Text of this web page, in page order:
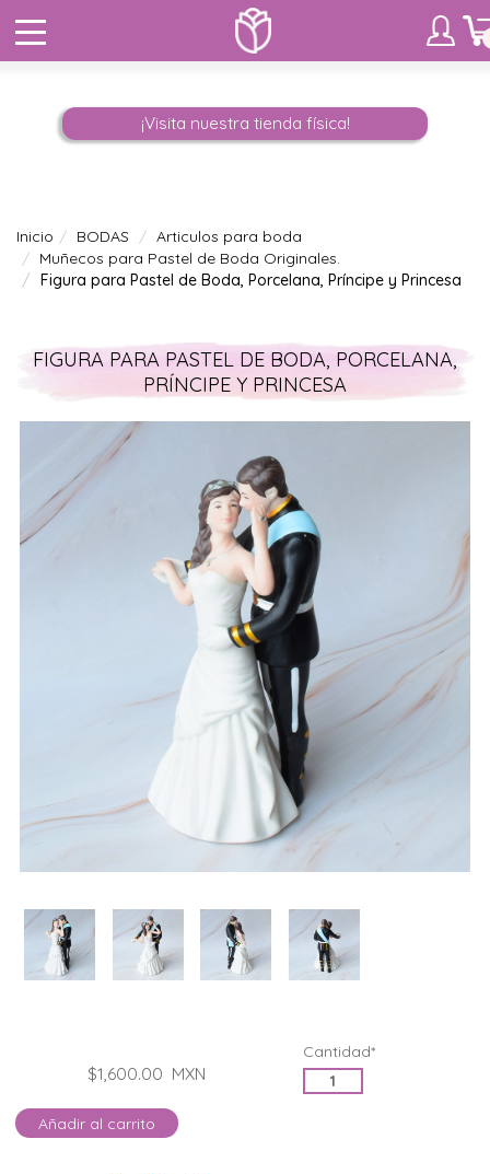
¡Visita nuestra tienda física!
Inicio BODAS
Articulos para boda
Muñecos para Pastel de Boda Originales.
Figura para Pastel de Boda, Porcelana, Príncipe y Princesa
FIGURA PARA PASTEL DE BODA, PORCELANA,
PRÍNCIPE Y PRINCESA
$1,600.00 MXN
Cantidad*
Añadir al carrito